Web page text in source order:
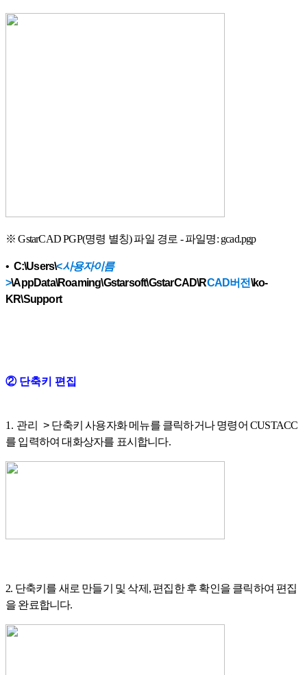
※ GstarCAD PGP(명령 별칭) 파일 경로 - 파일명: gcad.pgp
• C:\Users\<사용자이름
>\AppData\Roaming\Gstarsoft\GstarCAD\RCAD버전\ko-
KR\Support
② 단축키 편집
1. 관리 > 단축키 사용자화 메뉴를 클릭하거나 명령어 CUSTACC
를 입력하여 대화상자를 표시합니다.
2. 단축키를 새로 만들기 및 삭제, 편집한 후 확인을 클릭하여 편집
을 완료합니다.